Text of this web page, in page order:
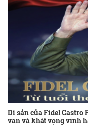
Di sản của Fidel
văn và khát vọng vĩnh